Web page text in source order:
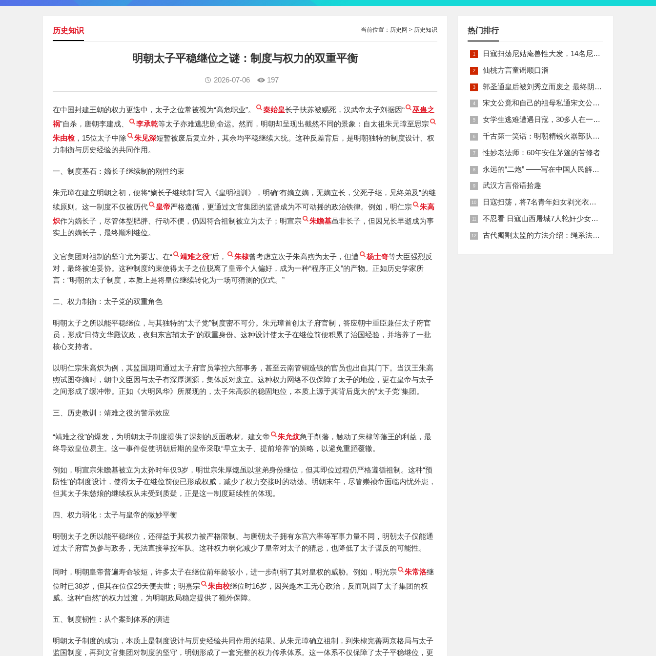
当前位置： 历史网 > 历史知识
历史知识
明朝太子平稳继位之谜：制度与权力的双重平衡
2026-07-06 197
在中国封建王朝的权力更迭中，太子之位常被视为“高危职业”。 秦始皇长子扶苏被赐死，汉武帝太子刘据因“
巫蛊之
祸”自杀，唐朝李建成、 李承乾等太子亦难逃悲剧命运。然而，明朝却呈现出截然不同的景象：自太祖朱元璋至思宗
朱由检，15位太子中除 朱见深短暂被废后复立外，其余均平稳继续大统。这种反差背后，是明朝独特的制度设计、权
力制衡与历史经验的共同作用。
一、制度基石：嫡长子继续制的刚性约束
朱元璋在建立明朝之初，便将“嫡长子继续制”写入《皇明祖训》，明确“有嫡立嫡，无嫡立长，父死子继，兄终弟及”的继
续原则。这一制度不仅被历代
皇帝严格遵循，更通过文官集团的监督成为不可动摇的政治铁律。例如，明仁宗
朱高
炽作为嫡长子，尽管体型肥胖、行动不便，仍因符合祖制被立为太子；明宣宗 朱瞻基虽非长子，但因兄长早逝成为事
实上的嫡长子，最终顺利继位。
文官集团对祖制的坚守尤为要害。在“ 靖难之役”后， 朱棣曾考虑立次子朱高煦为太子，但遭 杨士奇等大臣强烈反
对，最终被迫妥协。这种制度约束使得太子之位脱离了皇帝个人偏好，成为一种“程序正义”的产物。正如历史学家所
言：“明朝的太子制度，本质上是将皇位继续转化为一场可猜测的仪式。”
二、权力制衡：太子党的双重角色
明朝太子之所以能平稳继位，与其独特的“太子党”制度密不可分。朱元璋首创太子府官制，答应朝中重臣兼任太子府官
员，形成“日侍文华殿议政，夜归东宫辅太子”的双重身份。这种设计使太子在继位前便积累了治国经验，并培养了一批
核心支持者。
以明仁宗朱高炽为例，其监国期间通过太子府官员掌控六部事务，甚至云南管铜造钱的官员也出自其门下。当汉王朱高
煦试图夺嫡时，朝中文臣因与太子有深厚渊源，集体反对废立。这种权力网络不仅保障了太子的地位，更在皇帝与太子
之间形成了缓冲带。正如《大明风华》所展现的，太子朱高炽的稳固地位，本质上源于其背后庞大的“太子党”集团。
三、历史教训：靖难之役的警示效应
“靖难之役”的爆发，为明朝太子制度提供了深刻的反面教材。建文帝 朱允炆急于削藩，触动了朱棣等藩王的利益，最
终导致皇位易主。这一事件促使明朝后期的皇帝采取“早立太子、提前培养”的策略，以避免重蹈覆辙。
例如，明宣宗朱瞻基被立为太孙时年仅9岁，明世宗朱厚熜虽以堂弟身份继位，但其即位过程仍严格遵循祖制。这种“预
防性”的制度设计，使得太子在继位前便已形成权威，减少了权力交接时的动荡。明朝末年，尽管崇祯帝面临内忧外患，
但其太子朱慈烺的继续权从未受到质疑，正是这一制度延续性的体现。
四、权力弱化：太子与皇帝的微妙平衡
明朝太子之所以能平稳继位，还得益于其权力被严格限制。与唐朝太子拥有东宫六率等军事力量不同，明朝太子仅能通
过太子府官员参与政务，无法直接掌控军队。这种权力弱化减少了皇帝对太子的猜忌，也降低了太子谋反的可能性。
同时，明朝皇帝普遍寿命较短，许多太子在继位前年龄较小，进一步削弱了其对皇权的威胁。例如，明光宗 朱常洛继
位时已38岁，但其在位仅29天便去世；明熹宗
朱由校继位时16岁，因兴趣木工无心政治，反而巩固了太子集团的权
威。这种“自然”的权力过渡，为明朝政局稳定提供了额外保障。
五、制度韧性：从个案到体系的演进
明朝太子制度的成功，本质上是制度设计与历史经验共同作用的结果。从朱元璋确立祖制，到朱棣完善两京格局与太子
监国制度，再到文官集团对制度的坚守，明朝形成了一套完整的权力传承体系。这一体系不仅保障了太子平稳继位，更
热门排行
日寇扫荡尼姑庵兽性大发，14名尼姑遭玷污后集体自焚
仙桃方言童谣顺口溜
郭圣通皇后被刘秀立而废之 最终阴丽华当上了皇后 那么她的五个儿子有何结局
宋文公竟和自己的祖母私通宋文公是如何死的
女学生逃难遭遇日寇，30多人在一所小校里被集体奸淫
千古第一笑话：明朝精锐火器部队亡于一只'鸡'
性妙老法师：60年安住茅篷的苦修者
永远的“二炮” ——写在中国人民解放军火箭军组建之际
武汉方言俗语拾趣
日寇扫荡，将7名青年妇女剥光衣裤在庙前糟蹋
不忍看 日寇山西屠城7人轮奸少女后揪双腿活活分尸
古代阉割太监的方法介绍：绳系法与揉捏法